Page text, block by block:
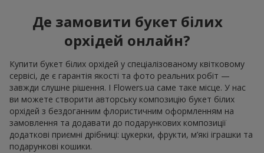
Де замовити букет білих
орхідей онлайн?
Купити букет білих орхідей у спеціалізованому квітковому
сервісі, де є гарантія якості та фото реальних робіт —
завжди слушне рішення. І Flowers.ua саме таке місце. У нас
ви можете створити авторську композицію букет білих
орхідей з бездоганним флористичним оформленням на
замовлення та додавати до подарункових композиції
додаткові приємні дрібниці: цукерки, фрукти, м’які іграшки та
подарункові кошики.